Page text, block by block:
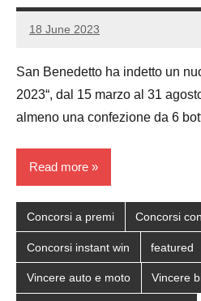
18 June 2023
Luca
1
San Benedetto ha indetto un
2023“, dal 15 marzo al 31
almeno una confezione da 6
Read more
Concorsi a premi Concorsi
Concorsi instant win featured
Vincere auto e moto Vincere